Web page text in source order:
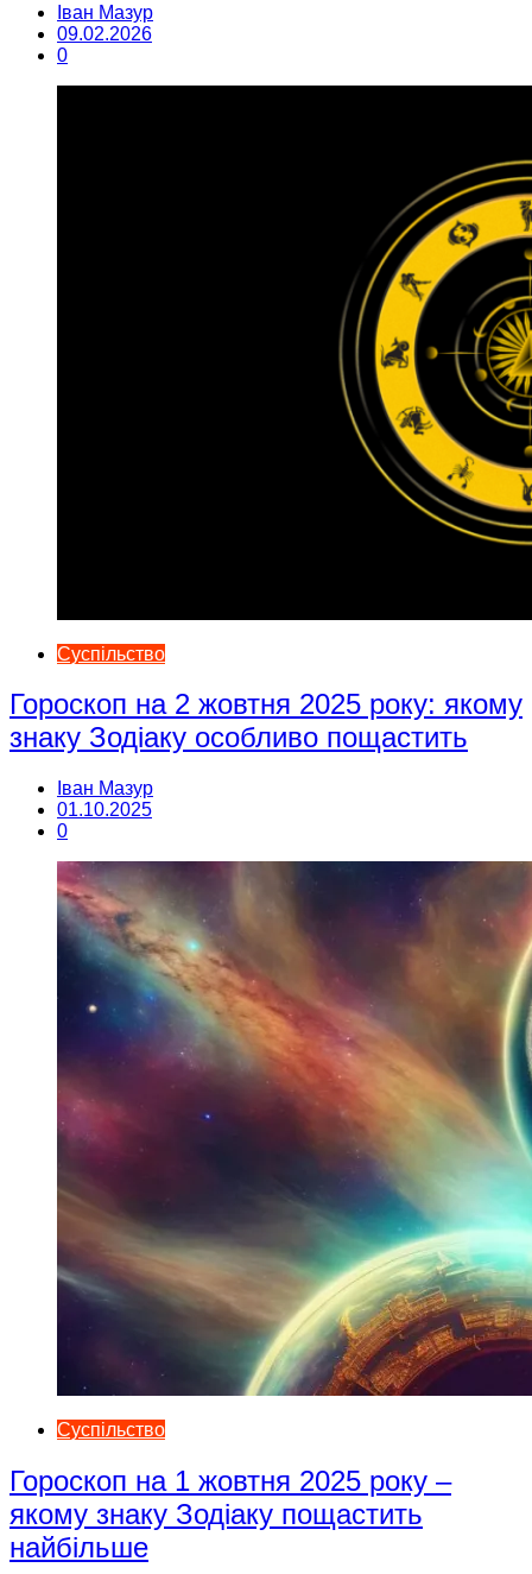
Іван Мазур
09.02.2026
0
Суспільство
Гороскоп на 2 жовтня 2025 року: якому
знаку Зодіаку особливо пощастить
Іван Мазур
01.10.2025
0
Суспільство
Гороскоп на 1 жовтня 2025 року –
якому знаку Зодіаку пощастить
найбільше